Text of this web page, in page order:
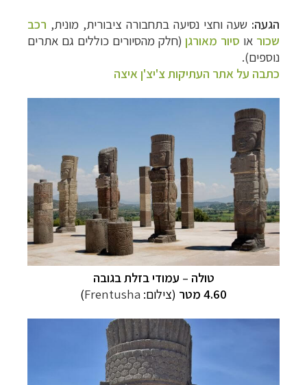
הגעה: שעה וחצי נסיעה בתחבורה ציבורית, מונית, רכב
שכור או סיור מאורגן(חלק מהסיורים כוללים גם אתרים
נוספים).
כתבה על אתר העתיקות צ'יצ'ן איצה
טולה – עמודי בזלת בגובה
4.60 מטר (צילום: Frentusha
)